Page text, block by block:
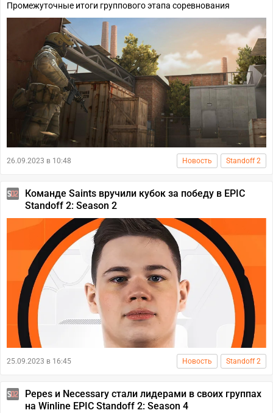
Промежуточные итоги группового этапа соревнования
26.09.2023 в 10:48 Новость Standoff 2
Команде Saints вручили кубок за победу в EPIC
Standoff 2: Season 2
25.09.2023 в 16:45 Новость Standoff 2
Pepes и Necessary стали лидерами в своих группах
на Winline EPIC Standoff 2: Season 4